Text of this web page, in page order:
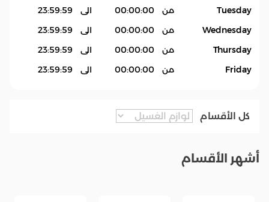
Tuesday
من 00:00:00 الى
23:59:59
Wednesday
من 00:00:00 الى
23:59:59
Thursday
من 00:00:00 الى
23:59:59
Friday
من 00:00:00 الى 23:59:59
كل الأقسام
أشهر الأقسام